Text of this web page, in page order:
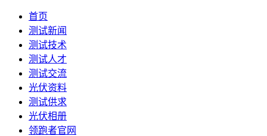
首页
测试新闻
测试技术
测试人才
测试交流
光伏资料
测试供求
光伏相册
领跑者官网